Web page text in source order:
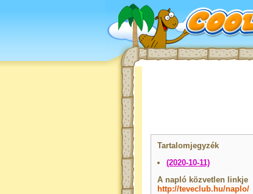
Tartalomjegyzék
(2020-10-11)
A napló közvetlen linkje
http://teveclub.hu/naplo/